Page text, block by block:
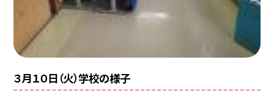
３月１０日（火）学校の様子